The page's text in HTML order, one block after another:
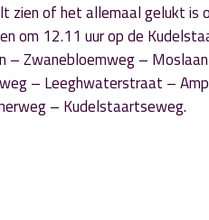
zien of het allemaal gelukt is
om 12.11 uur op de
– Zwanebloemweg –
– Leeghwaterstraat –
– Kudelstaartseweg.